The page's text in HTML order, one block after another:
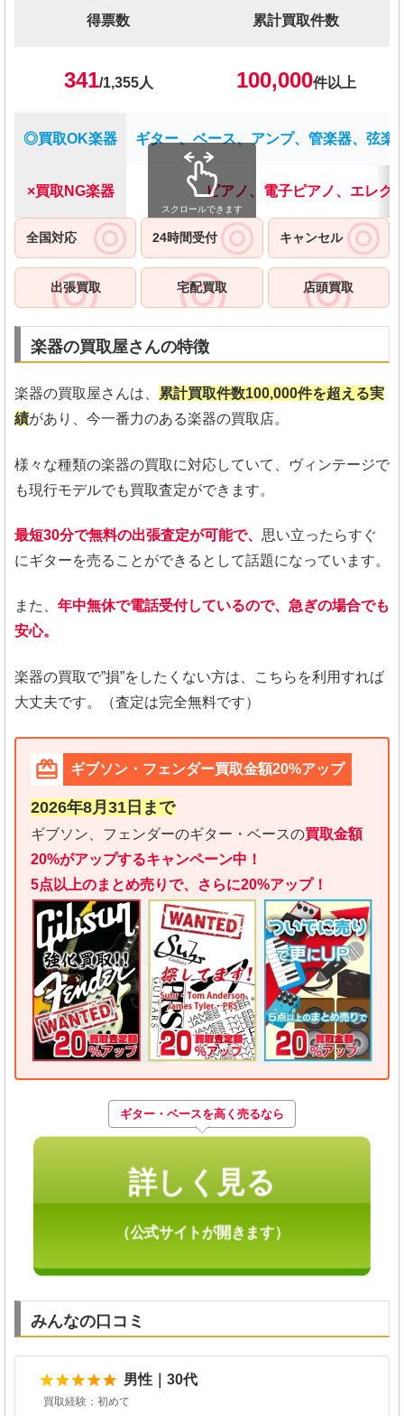
得票数 累計買取件数
341/1,355人 100,000件以上
◎買取OK楽器 ギター、ベース、アンプ、管楽器、弦
×買取NG楽器 ピアノ、電子ピアノ、エレク
スクロールできます
全国対応 24時間受付 キャンセル
出張買取 宅配買取 店頭買取
楽器の買取屋さんの特徴
楽器の買取屋さんは、
累計買取件数100,000件を超える実
績があり、今一番力のある楽器の買取店。
様々な種類の楽器の買取に対応していて、ヴィンテージで
も現行モデルでも買取査定ができます。
最短30分で無料の出張査定が可能で、 思い立ったらすぐ
にギターを売ることができるとして話題になっています。
また、 年中無休で電話受付しているので、急ぎの場合でも
安心。
楽器の買取で”損”をしたくない方は、こちらを利用すれば
大丈夫です。（査定は完全無料です）
ギブソン・フェンダー買取金額20%アップ
2026年8月31日まで
ギブソン、フェンダーのギター・ベースの買取金額
20%がアップするキャンペーン中！
5点以上のまとめ売りで、さらに20%アップ！
ギター・ベースを高く売るなら
詳しく見る
（公式サイトが開きます）
みんなの口コミ
男性｜30代
買取経験：初めて